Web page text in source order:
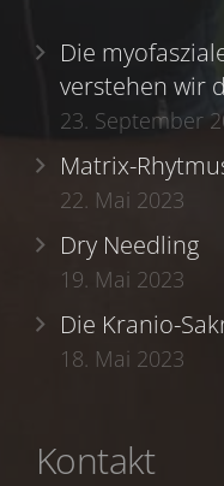
Die
verstehen wir
23. September
Matrix-
22. Mai 2023
Dry Needling
19. Mai 2023
Die Kranio-
18. Mai 2023
Kontakt